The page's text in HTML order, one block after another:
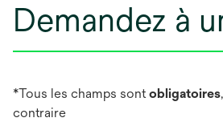
Demandez à
*Tous les champs sontobligatoires
contraire